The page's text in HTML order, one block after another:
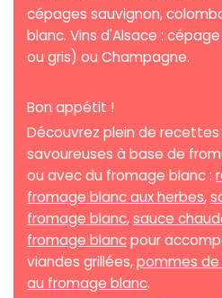
cépages sauvignon,
blanc. Vins d'Alsace :
ou gris) ou Champagne.
Bon appétit !
Découvrez plein de recettes
savoureuses à base de
ou avec du fromage blanc :
fromage blanc aux herbes,
fromage blanc,sauce
fromage blancpour
viandes grillées,pommes
au fromage blanc.